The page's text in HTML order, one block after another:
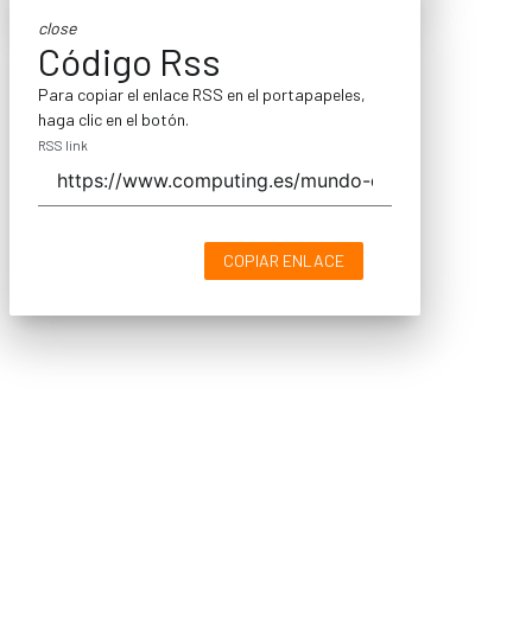
close
Código Rss
Para copiar el enlace RSS en el portapapeles,
haga clic en el botón.
RSS link
COPIAR ENLACE